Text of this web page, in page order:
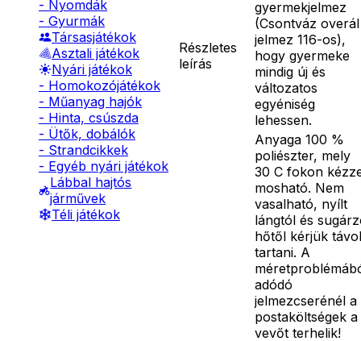
- Nyomdák
- Gyurmák
Társasjátékok
Asztali játékok
Nyári játékok
- Homokozójátékok
- Műanyag hajók
- Hinta, csúszda
- Ütők, dobálók
- Strandcikkek
- Egyéb nyári játékok
Lábbal hajtós
járművek
Téli játékok
Részletes
leírás
gyermekjelmez
(Csontváz overál
jelmez 116-os),
hogy gyermeke
mindig új és
változatos
egyéniség
lehessen.
Anyaga 100 %
poliészter, mely
30 C fokon
mosható. Nem
vasalható, nyílt
lángtól és
hőtől kérjük távol
tartani. A
adódó
jelmezcserénél a
postaköltségek a
vevőt terhelik!